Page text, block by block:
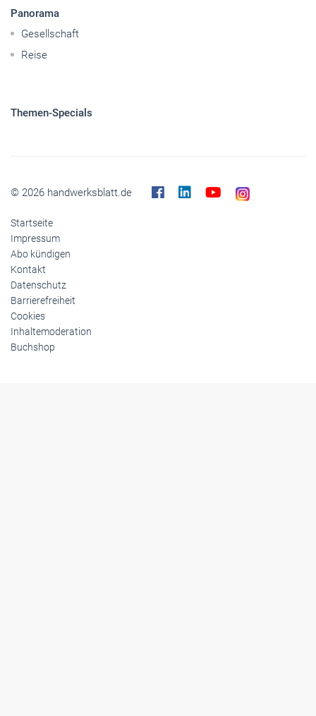
Panorama
Gesellschaft
Reise
Themen-Specials
© 2026 handwerksblatt.de
Startseite
Impressum
Abo kündigen
Kontakt
Datenschutz
Barrierefreiheit
Cookies
Inhaltemoderation
Buchshop